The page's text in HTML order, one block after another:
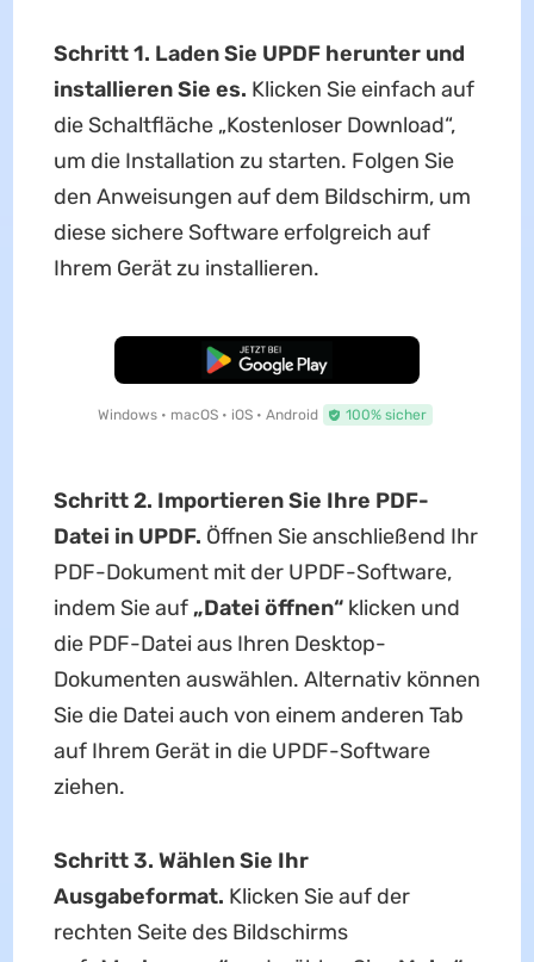
Schritt 1. Laden Sie UPDF herunter und
installieren Sie es. Klicken Sie einfach auf
die Schaltfläche „Kostenloser Download“,
um die Installation zu starten. Folgen Sie
den Anweisungen auf dem Bildschirm, um
diese sichere Software erfolgreich auf
Ihrem Gerät zu installieren.
Kostenloser Download
Windows • macOS • iOS • Android 100% sicher
Schritt 2. Importieren Sie Ihre PDF-
Datei in UPDF. Öffnen Sie anschließend Ihr
PDF-Dokument mit der UPDF-Software,
indem Sie auf „Datei öffnen“klicken und
die PDF-Datei aus Ihren Desktop-
Dokumenten auswählen. Alternativ können
Sie die Datei auch von einem anderen Tab
auf Ihrem Gerät in die UPDF-Software
ziehen.
Schritt 3. Wählen Sie Ihr
Ausgabeformat. Klicken Sie auf der
rechten Seite des Bildschirms